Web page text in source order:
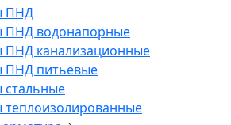
ПНД
ПНД водонапорные
ПНД канализационные
ПНД питьевые
стальные
теплоизолированные